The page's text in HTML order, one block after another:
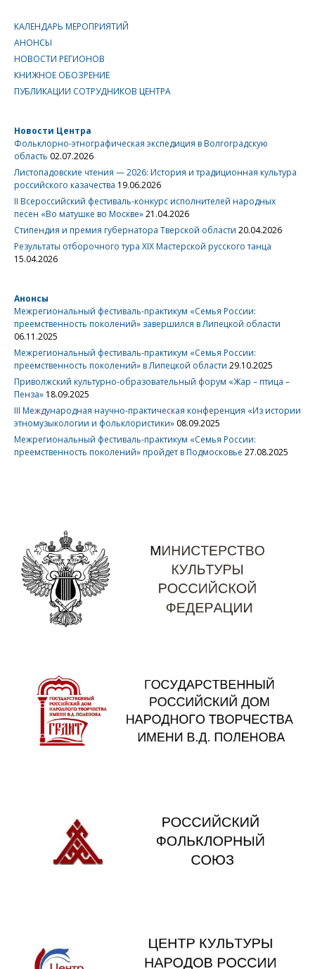
КАЛЕНДАРЬ МЕРОПРИЯТИЙ
АНОНСЫ
НОВОСТИ РЕГИОНОВ
КНИЖНОЕ ОБОЗРЕНИЕ
ПУБЛИКАЦИИ СОТРУДНИКОВ ЦЕНТРА
Новости Центра
Фольклорно-этнографическая экспедиция в Волгоградскую
область 02.07.2026
Листопадовские чтения — 2026: История и традиционная культура
российского казачества 19.06.2026
II Всероссийский фестиваль-конкурс исполнителей народных
песен «Во матушке во Москве»21.04.2026
Стипендия и премия губернатора Тверской области 20.04.2026
Результаты отборочного тура XIX Мастерской русского танца
15.04.2026
Анонсы
Межрегиональный фестиваль-практикум «Семья России:
преемственность поколений» завершился в Липецкой области
06.11.2025
Межрегиональный фестиваль-практикум «Семья России:
преемственность поколений» в Липецкой области 29.10.2025
Приволжский культурно-образовательный форум «Жар – птица –
Пенза» 18.09.2025
III Международная научно-практическая конференция «Из истории
этномузыкологии и фольклористики» 08.09.2025
Межрегиональный фестиваль-практикум «Семья России:
преемственность поколений» пройдет в Подмосковье 27.08.2025